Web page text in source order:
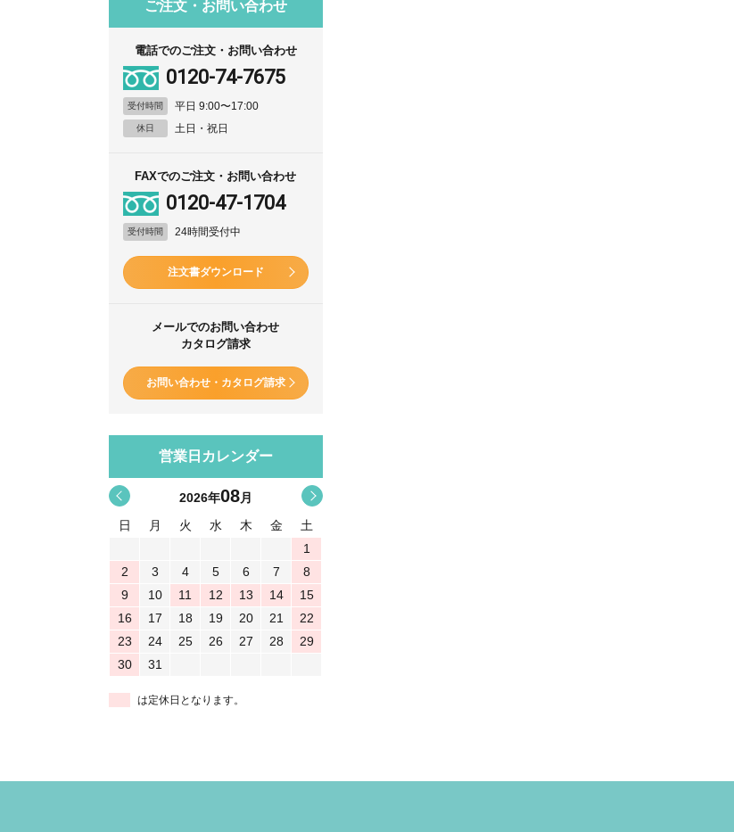
ご注文・お問い合わせ
電話でのご注文・お問い合わせ
0120-74-7675
受付時間 平日 9:00〜17:00
休日 土日・祝日
FAXでのご注文・お問い合わせ
0120-47-1704
受付時間 24時間受付中
注文書ダウンロード
メールでのお問い合わせ
カタログ請求
お問い合わせ・カタログ請求
営業日カレンダー
< >
2026年08月
日
月 火 水 木 金
土
1
2
3 4 5 6 7
8
9
10 11 12 13 14
15
16
17 18 19 20 21
22
23
24 25 26 27 28
29
30
31
は定休日となります。